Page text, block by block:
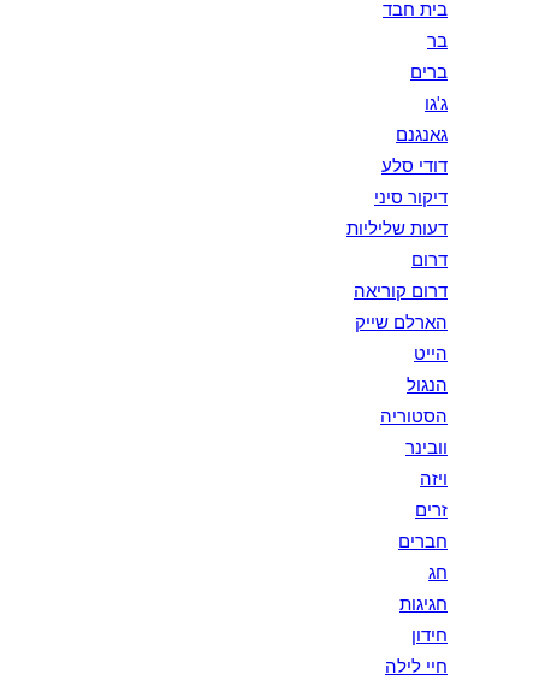
בית חבד
בר
ברים
ג'גו
גאנגנם
דודי סלע
דיקור סיני
דעות שליליות
דרום
דרום קוריאה
הארלם שייק
הייט
הנגול
הסטוריה
וובינר
ויזה
זרים
חברים
חג
חגיגות
חידון
חיי לילה